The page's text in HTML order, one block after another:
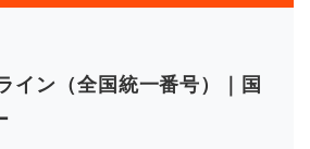
イン（全国統一番号）｜国